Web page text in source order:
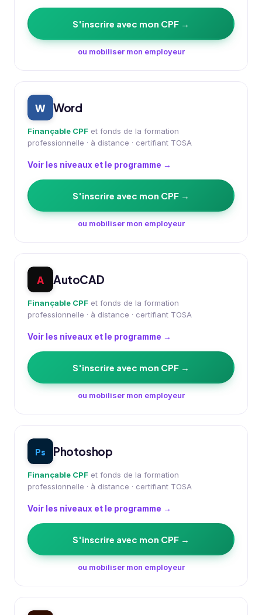
S'inscrire avec mon CPF →
ou mobiliser mon employeur
W Word
Finançable CPF et fonds de la formation
professionnelle · à distance · certifiant TOSA
Voir les niveaux et le programme →
S'inscrire avec mon CPF →
ou mobiliser mon employeur
A AutoCAD
Finançable CPF et fonds de la formation
professionnelle · à distance · certifiant TOSA
Voir les niveaux et le programme →
S'inscrire avec mon CPF →
ou mobiliser mon employeur
Ps Photoshop
Finançable CPF et fonds de la formation
professionnelle · à distance · certifiant TOSA
Voir les niveaux et le programme →
S'inscrire avec mon CPF →
ou mobiliser mon employeur